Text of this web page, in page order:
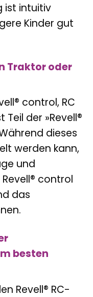
ist intuitiv
Kinder gut
Traktor oder
control, RC
Teil der »Revell®
dieses
werden kann,
und
control
das
besten
Revell® RC-